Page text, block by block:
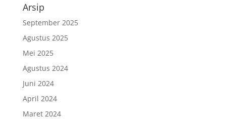
Arsip
September 2025
Agustus 2025
Mei 2025
Agustus 2024
Juni 2024
April 2024
Maret 2024